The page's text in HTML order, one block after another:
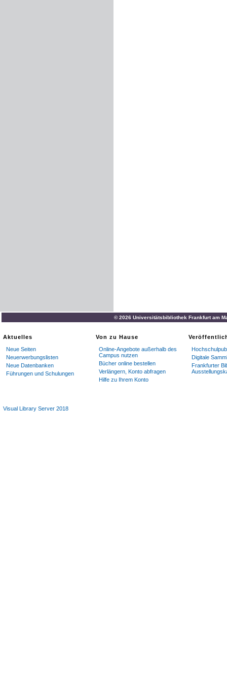
© 2026 Universitätsbibliothek Frankfurt am
Aktuelles
Neue Seiten
Neuerwerbungslisten
Neue Datenbanken
Führungen und Schulungen
Von zu Hause
Online-Angebote außerhalb des
Campus nutzen
Bücher online bestellen
Verlängern, Konto abfragen
Hilfe zu Ihrem Konto
Digitale
Frankfurter
Visual Library Server 2018